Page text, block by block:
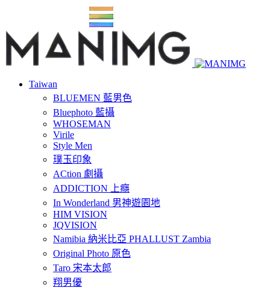
Taiwan
BLUEMEN 藍男色
Bluephoto 藍攝
WHOSEMAN
Virile
Style Men
璞玉印象
ACtion 劇攝
ADDICTION 上癮
In Wonderland 男神遊園地
HIM VISION
JQVISION
Namibia 納米比亞 PHALLUST Zambia
Original Photo 原色
Taro 宋本太郎
翔男優